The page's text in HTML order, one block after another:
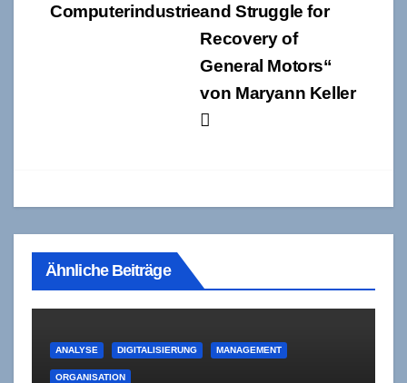
and Struggle for
Recovery of
General Motors“
von Maryann Keller
Computerindustrie
Ähnliche Beiträge
ANALYSE DIGITALISIERUNG MANAGEMENT
ORGANISATION